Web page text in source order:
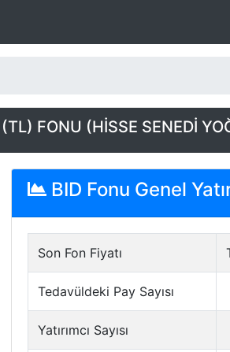
FONU (HİSSE SENEDİ
BID Fonu Genel
Son Fon Fiyatı
Tedavüldeki Pay Sayısı
Yatırımcı Sayısı